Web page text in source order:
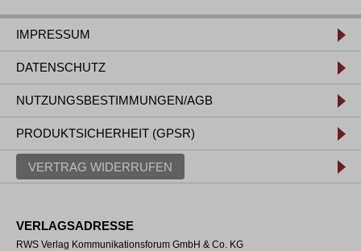
IMPRESSUM
DATENSCHUTZ
NUTZUNGSBESTIMMUNGEN/AGB
PRODUKTSICHERHEIT (GPSR)
VERTRAG WIDERRUFEN
VERLAGSADRESSE
RWS Verlag Kommunikationsforum GmbH & Co. KG